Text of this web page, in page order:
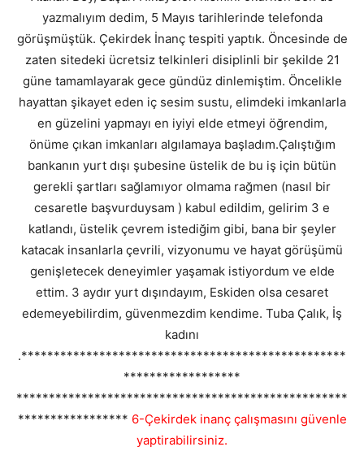
yazmalıyım dedim, 5 Mayıs tarihlerinde telefonda
görüşmüştük. Çekirdek İnanç tespiti yaptık. Öncesinde de
zaten sitedeki ücretsiz telkinleri disiplinli bir şekilde 21
güne tamamlayarak gece gündüz dinlemiştim. Öncelikle
hayattan şikayet eden iç sesim sustu, elimdeki imkanlarla
en güzelini yapmayı en iyiyi elde etmeyi öğrendim,
önüme çıkan imkanları algılamaya başladım.Çalıştığım
bankanın yurt dışı şubesine üstelik de bu iş için bütün
gerekli şartları sağlamıyor olmama rağmen (nasıl bir
cesaretle başvurduysam ) kabul edildim, gelirim 3 e
katlandı, üstelik çevrem istediğim gibi, bana bir şeyler
katacak insanlarla çevrili, vizyonumu ve hayat görüşümü
genişletecek deneyimler yaşamak istiyordum ve elde
ettim. 3 aydır yurt dışındayım, Eskiden olsa cesaret
edemeyebilirdim, güvenmezdim kendime. Tuba Çalık, İş
kadını
.**************************************************
******************
***************************************************
***************** 6-Çekirdek inanç çalışmasını güvenle
yaptirabilirsiniz.